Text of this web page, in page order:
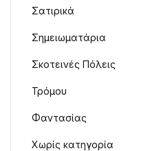
Σατιρικά
Σημειωματάρια
Σκοτεινές Πόλεις
Τρόμου
Φαντασίας
Χωρίς κατηγορία